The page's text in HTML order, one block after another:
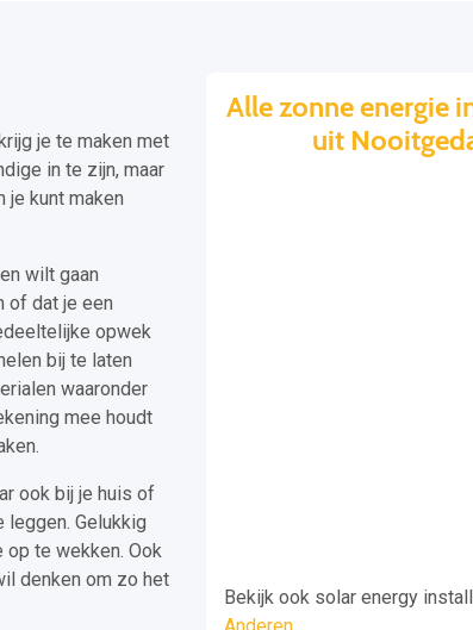
je te maken met
in te zijn, maar
je kunt maken
wilt gaan
of dat je een
opwek
bij te laten
waaronder
mee houdt
ook bij je huis of
leggen. Gelukkig
te wekken. Ook
denken om zo het
Alle zonne energie
uit
Bekijk ook solar energy
Anderen